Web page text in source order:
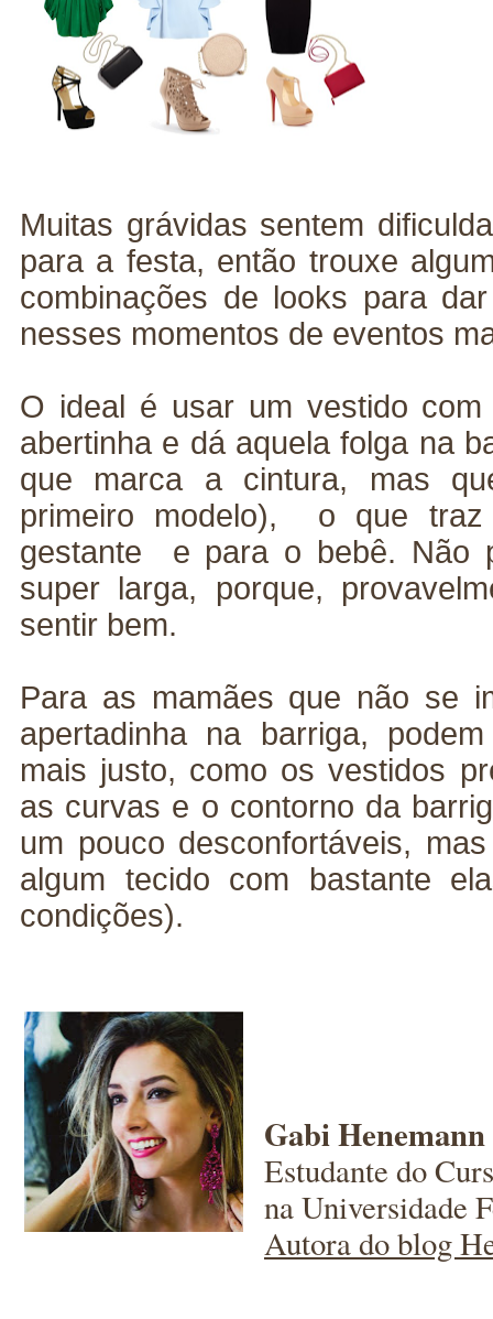
Muitas grávidas sentem
para a festa, então trouxe
combinações de looks para
nesses momentos de eventos
O ideal é usar um vestido
abertinha e dá aquela folga na
que marca a cintura, mas
primeiro modelo), o que
gestante e para o bebê. Não
super larga, porque,
sentir bem.
Para as mamães que não se
apertadinha na barriga,
mais justo, como os vestidos
as curvas e o contorno da
um pouco desconfortáveis,
algum tecido com bastante
condições).
Gabi Henemann
Estudante do
na Universidade
Autora do blog